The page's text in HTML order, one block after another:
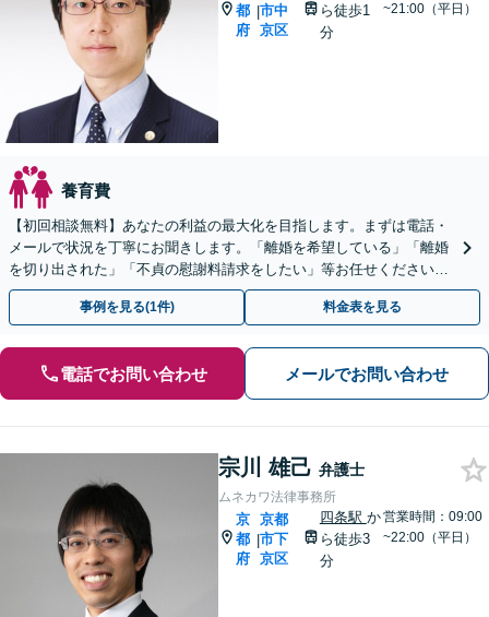
都
府
|市中
京区
ら徒歩1
分
~21:00（平日）
養育費
【初回相談無料】あなたの利益の最大化を目指します。まずは電話・
メールで状況を丁寧にお聞きします。「離婚を希望している」「離婚
を切り出された」「不貞の慰謝料請求をしたい」等お任せください。
【リーズナブルな料金設定】
事例を見る(1件) 料金表を見る
電話でお問い合わせ メールでお問い合わせ
宗川 雄己 弁護士
ムネカワ法律事務所
京
都
府
|
京都
市下
京区
四条駅 か
ら徒歩3
分
営業時間：09:00
~22:00（平日）